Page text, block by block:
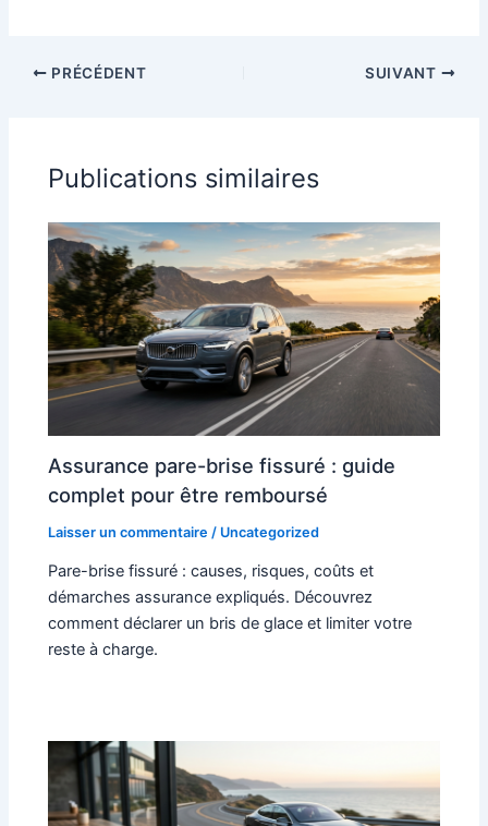
PRÉCÉDENT SUIVANT
Publications similaires
Assurance pare-brise fissuré : guide
complet pour être remboursé
Laisser un commentaire / Uncategorized
Pare-brise fissuré : causes, risques, coûts et
démarches assurance expliqués. Découvrez
comment déclarer un bris de glace et limiter votre
reste à charge.